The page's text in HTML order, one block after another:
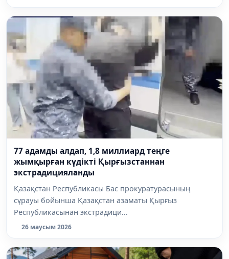
77 адамды алдап, 1,8 миллиард теңге
жымқырған күдікті Қырғызстаннан
экстрадицияланды
Қазақстан Республикасы Бас прокуратурасының
сұрауы бойынша Қазақстан азаматы Қырғыз
Республикасынан экстрадици...
26 маусым 2026